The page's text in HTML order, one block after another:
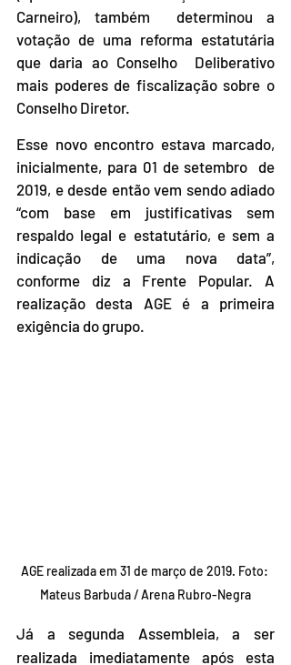
Carneiro), também  determinou a
votação de uma reforma estatutária
que daria ao Conselho  Deliberativo
mais poderes de fiscalização sobre o
Conselho Diretor.
Esse novo encontro estava marcado,
inicialmente, para 01 de setembro  de
2019, e desde então vem sendo adiado
“com base em justificativas sem
respaldo legal e estatutário, e sem a
indicação de uma nova data”,
conforme diz a Frente Popular. A
realização desta AGE é a primeira
exigência do grupo.
AGE realizada em 31 de março de 2019. Foto:
Mateus Barbuda / Arena Rubro-Negra
Já a segunda Assembleia, a ser
realizada imediatamente após esta